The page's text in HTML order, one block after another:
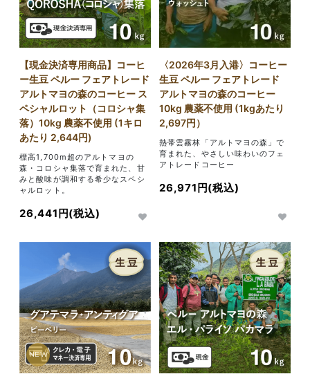
【現金決済専用商品】コーヒ
ー生豆 ペルー フェアトレード
アルトマヨの森のコーヒー ス
ペシャルロット（コロシャ集
落）10kg 農薬不使用 (1キロ
あたり 2,644円)
標高1,700m超のアルトマヨの
森・コロシャ集落で育まれた、甘
みと酸味が調和する希少なスペシ
ャルロット。
26,441円(税込)
〈2026年3月入港〉コーヒー
生豆 ペルー フェアトレード
アルトマヨの森のコーヒー
10kg 農薬不使用 (1kgあたり
2,697円）
熱帯雲霧林「アルトマヨの森」で
育まれた、やさしい味わいのフェ
アトレードコーヒー
26,971円(税込)
NEW